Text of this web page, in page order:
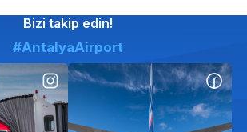
Bizi takip edin!
#AntalyaAirport